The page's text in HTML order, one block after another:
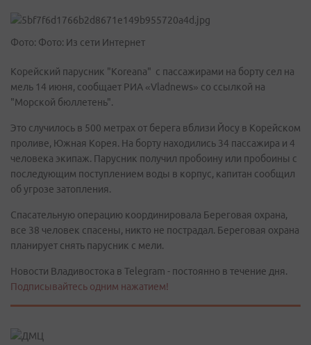
Фото: Фото: Из сети Интернет
Корейский парусник "Koreana" c пассажирами на борту сел на
мель 14 июня, сообщает РИА «Vladnews» со ccылкой на
"Морской бюллетень".
Это случилось в 500 метрах от берега вблизи Йосу в Корейском
проливе, Южная Корея. На борту находились 34 пассажира и 4
человека экипаж. Парусник получил пробоину или пробоины с
последующим поступлением воды в корпус, капитан сообщил
об угрозе затопления.
Спасательную операцию координировала Береговая охрана,
все 38 человек спасены, никто не пострадал. Береговая охрана
планирует снять парусник с мели.
Новости Владивостока в Telegram - постоянно в течение дня.
Подписывайтесь одним нажатием!